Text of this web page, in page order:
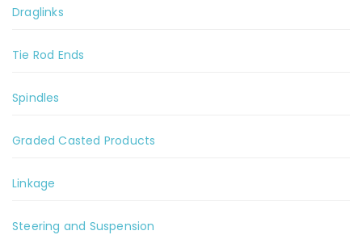
Draglinks
Tie Rod Ends
Spindles
Graded Casted Products
Linkage
Steering and Suspension